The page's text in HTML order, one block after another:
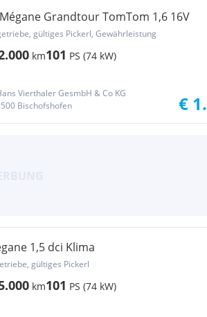
Grandtour TomTom 1,6 16V
gültiges Pickerl, Gewährleistung
km101 PS (74 kW)
Vierthaler GesmbH & Co KG
Bischofshofen
€
1,5 dci Klima
gültiges Pickerl
km101 PS (74 kW)